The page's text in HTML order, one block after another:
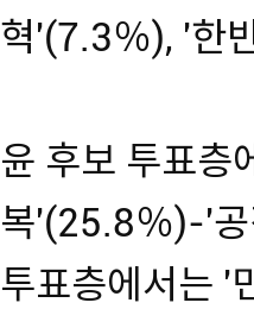
혁'(7.3％), '한
윤 후보 투표
복'(25.8％)-'공
투표층에서는